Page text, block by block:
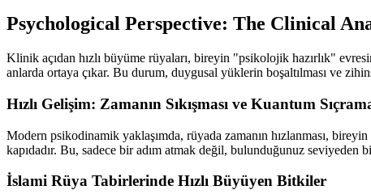
Psychological Perspective: The Clinical
Klinik açıdan hızlı büyüme rüyaları, bireyin "psikolojik hazırlık"
anlarda ortaya çıkar. Bu durum, duygusal yüklerin boşaltılması ve
Hızlı Gelişim: Zamanın Sıkışması ve Kuantum
Modern psikodinamik yaklaşımda, rüyada zamanın hızlanması,
kapıdadır. Bu, sadece bir adım atmak değil, bulunduğunuz seviyeden
İslami Rüya Tabirlerinde Hızlı Büyüyen Bitkiler